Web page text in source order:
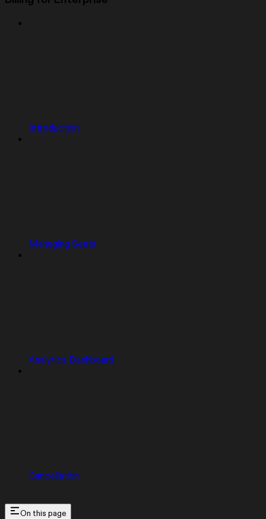
Introduction
Managing Seats
Analytics Dashboard
Cancellation
On this page